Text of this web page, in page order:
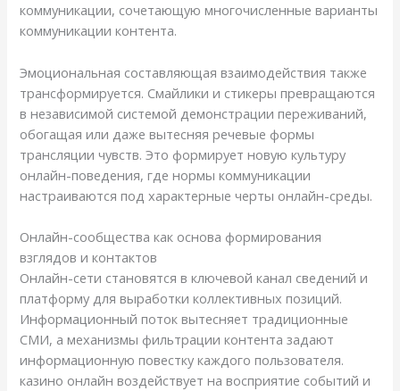
коммуникации, сочетающую многочисленные варианты
коммуникации контента.
Эмоциональная составляющая взаимодействия также
трансформируется. Смайлики и стикеры превращаются
в независимой системой демонстрации переживаний,
обогащая или даже вытесняя речевые формы
трансляции чувств. Это формирует новую культуру
онлайн-поведения, где нормы коммуникации
настраиваются под характерные черты онлайн-среды.
Онлайн-сообщества как основа формирования
взглядов и контактов
Онлайн-сети становятся в ключевой канал сведений и
платформу для выработки коллективных позиций.
Информационный поток вытесняет традиционные
СМИ, а механизмы фильтрации контента задают
информационную повестку каждого пользователя.
казино онлайн воздействует на восприятие событий и